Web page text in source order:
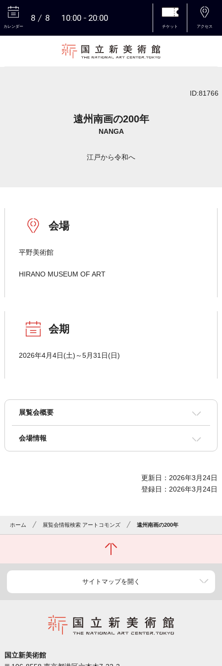
カレンダー
8 8 10:00 20:00
チケット アクセス
ID:81766
遠州南画の200年
NANGA
江戸から令和へ
会場
平野美術館
HIRANO MUSEUM OF ART
会期
2026年4月4日(土)～5月31日(日)
展覧会概要
会場情報
更新日：2026年3月24日
登録日：2026年3月24日
ホーム 展覧会情報検索 アートコモンズ 遠州南画の200年
サイトマップを開く
国立新美術館